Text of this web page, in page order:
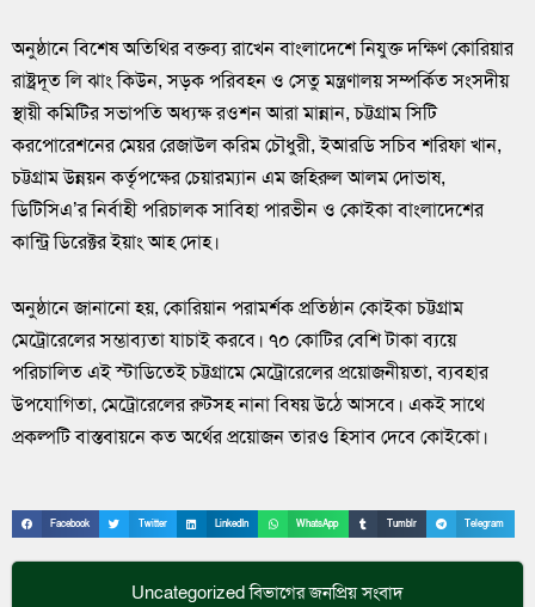
অনুষ্ঠানে বিশেষ অতিথির বক্তব্য রাখেন বাংলাদেশে নিযুক্ত দক্ষিণ কোরিয়ার
রাষ্ট্রদূত লি ঝাং কিউন, সড়ক পরিবহন ও সেতু মন্ত্রণালয় সম্পর্কিত সংসদীয়
স্থায়ী কমিটির সভাপতি অধ্যক্ষ রওশন আরা মান্নান, চট্টগ্রাম সিটি
করপোরেশনের মেয়র রেজাউল করিম চৌধুরী, ইআরডি সচিব শরিফা খান,
চট্টগ্রাম উন্নয়ন কর্তৃপক্ষের চেয়ারম্যান এম জহিরুল আলম দোভাষ,
ডিটিসিএ’র নির্বাহী পরিচালক সাবিহা পারভীন ও কোইকা বাংলাদেশের
কান্ট্রি ডিরেক্টর ইয়াং আহ দোহ।
অনুষ্ঠানে জানানো হয়, কোরিয়ান পরামর্শক প্রতিষ্ঠান কোইকা চট্টগ্রাম
মেট্রোরেলের সম্ভাব্যতা যাচাই করবে। ৭০ কোটির বেশি টাকা ব্যয়ে
পরিচালিত এই স্টাডিতেই চট্টগ্রামে মেট্রোরেলের প্রয়োজনীয়তা, ব্যবহার
উপযোগিতা, মেট্রোরেলের রুটসহ নানা বিষয় উঠে আসবে। একই সাথে
প্রকল্পটি বাস্তবায়নে কত অর্থের প্রয়োজন তারও হিসাব দেবে কোইকো।
Facebook Twitter LinkedIn WhatsApp Tumblr Telegram
Uncategorizedবিভাগের জনপ্রিয় সংবাদ